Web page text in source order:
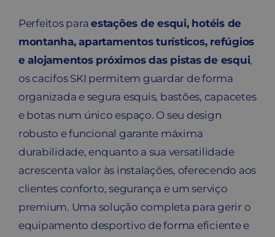
Perfeitos paraestações de esqui, hotéis de
montanha, apartamentos turísticos, refúgios
e alojamentos próximos das pistas de esqui,
os cacifos SKI permitem guardar de forma
organizada e segura esquis, bastões, capacetes
e botas num único espaço. O seu design
robusto e funcional garante máxima
durabilidade, enquanto a sua versatilidade
acrescenta valor às instalações, oferecendo aos
clientes conforto, segurança e um serviço
premium. Uma solução completa para gerir o
equipamento desportivo de forma eficiente e